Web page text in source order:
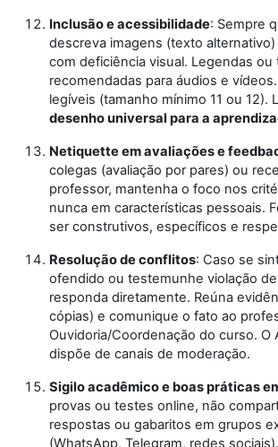
Inclusão e acessibilidade: Sempre
descreva imagens (texto
com deficiência visual. Legendas ou
recomendadas para áudios e
legíveis (tamanho mínimo 11 ou 12).
desenho universal para a
Netiquette em avaliações e
colegas (avaliação por pares) ou
professor, mantenha o foco nos
nunca em características pessoais.
ser construtivos, específicos e
Resolução de conflitos: Caso se
ofendido ou testemunhe violação
responda diretamente. Reúna
cópias) e comunique o fato ao
Ouvidoria/Coordenação do curso. O
dispõe de canais de moderação.
Sigilo acadêmico e boas práticas
provas ou testes online, não
respostas ou gabaritos em grupos
(WhatsApp, Telegram, redes